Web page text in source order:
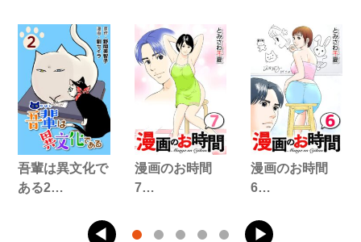
吾輩は異文化で
ある2…
漫画のお時間
7…
漫画のお時間
6…